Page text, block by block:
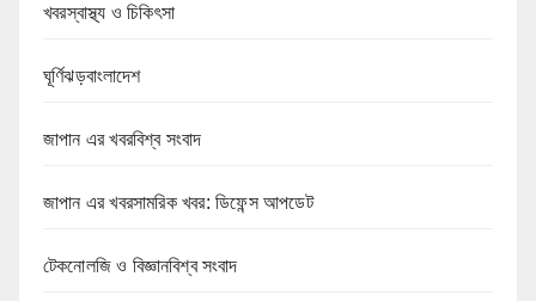
খবরস্বাস্থ্য ও চিকিৎসা
ঘূর্ণিঝড়বাংলাদেশ
জাপান এর খবরবিশ্ব সংবাদ
জাপান এর খবরসামরিক খবর: ডিফেন্স আপডেট
টেকনোলজি ও বিজ্ঞানবিশ্ব সংবাদ